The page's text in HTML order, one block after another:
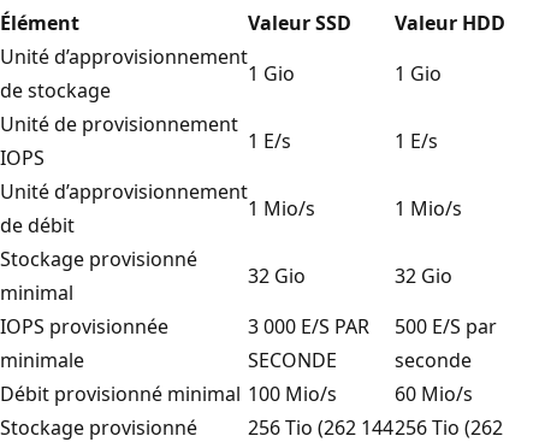
Élément Valeur SSD
Valeur HDD
Unité d’approvisionnement
de stockage
1 Gio
1 Gio
Unité de provisionnement
IOPS
1 E/s
1 E/s
Unité d’approvisionnement
de débit
1 Mio/s
1 Mio/s
Stockage provisionné
minimal
32 Gio
32 Gio
IOPS provisionnée
minimale
3 000 E/S PAR
SECONDE
500 E/S par
seconde
Débit provisionné minimal 100 Mio/s
60 Mio/s
Stockage provisionné
256 Tio (262 144256 Tio (262